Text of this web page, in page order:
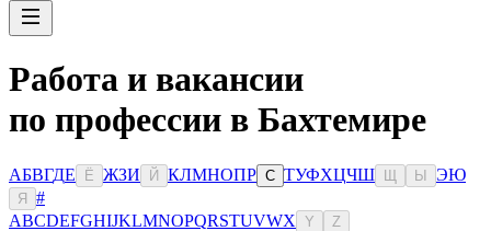
Работа и вакансии
по профессии в Бахтемире
АБВГДЕ Ё ЖЗИ Й КЛМНОПР С ТУФХЦЧШ Ы ЭЮ
Я
#
ABCDEFGHIJKLMNOPQRSTUVWX Y Z